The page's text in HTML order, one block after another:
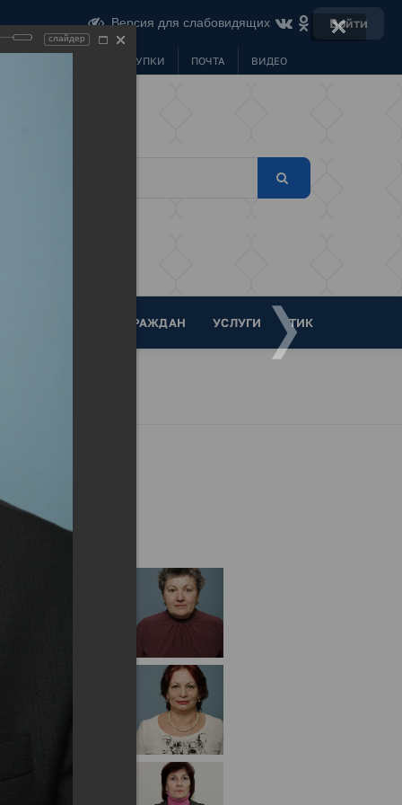
Версия для слабовидящих Войти
МУНИЦИПАЛЬНЫЕ ЗАКУПКИ ПОЧТА ВИДЕО
ОБРАЩЕНИЯ ГРАЖДАН УСЛУГИ ТИК
слайдер